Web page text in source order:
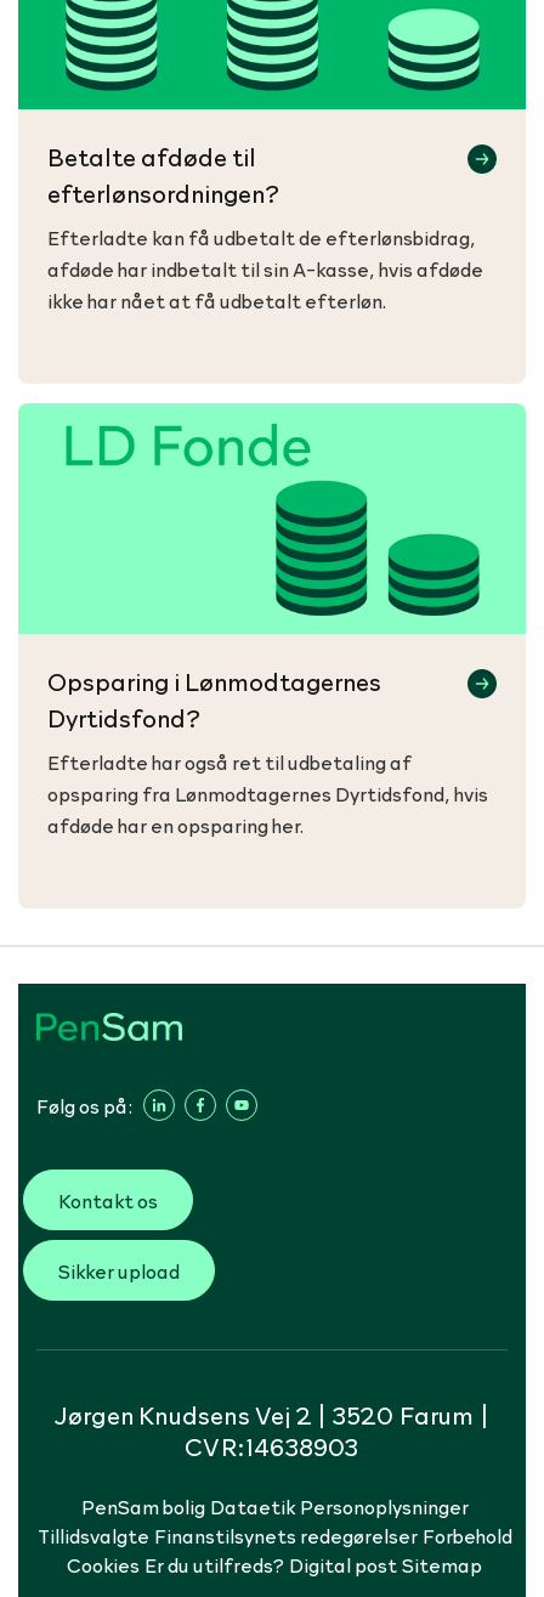
Betalte afdøde til
efterlønsordningen?
Efterladte kan få udbetalt de efterlønsbidrag,
afdøde har indbetalt til sin A-kasse, hvis afdøde
ikke har nået at få udbetalt efterløn.
Opsparing i Lønmodtagernes
Dyrtidsfond?
Efterladte har også ret til udbetaling af
opsparing fra Lønmodtagernes Dyrtidsfond, hvis
afdøde har en opsparing her.
Følg os på:
Kontakt os
Sikker upload
Jørgen Knudsens Vej 2 | 3520 Farum |
CVR:14638903
PenSam bolig Dataetik Personoplysninger
Tillidsvalgte Finanstilsynets redegørelser Forbehold
Cookies Er du utilfreds? Digital postSitemap